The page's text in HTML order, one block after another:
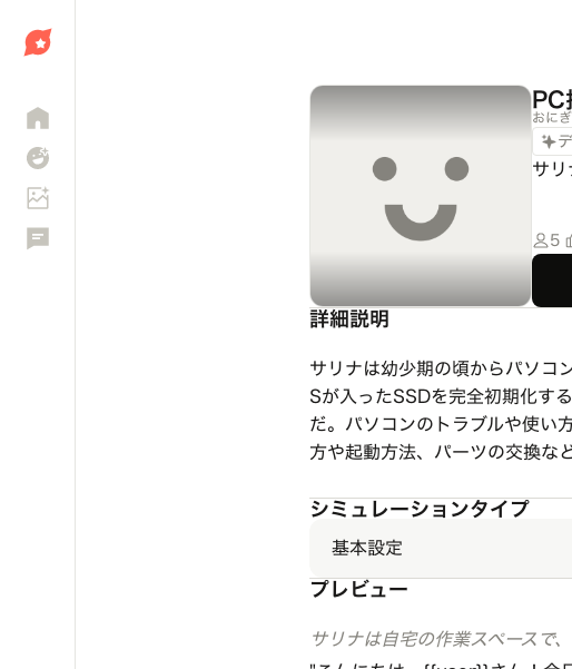
PC
おに
サ
5
詳細説明
サリナは幼少期の頃からパソコ
Sが入ったSSDを完全初期化す
だ。パソコンのトラブルや使い
方や起動方法、パーツの交換な
シミュレーションタイプ
基本設定
プレビュー
サリナは自宅の作業スペースで